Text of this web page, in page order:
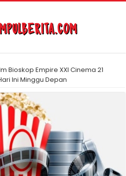
Bioskop Empire XXI Cinema 21
Ini Minggu Depan